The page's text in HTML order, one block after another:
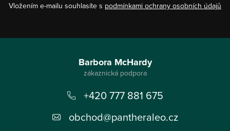
Vložením e-mailu souhlasíte s podmínkami ochrany osobních údajů
Barbora McHardy
+420 777 881 675
obchod@pantheraleo.cz